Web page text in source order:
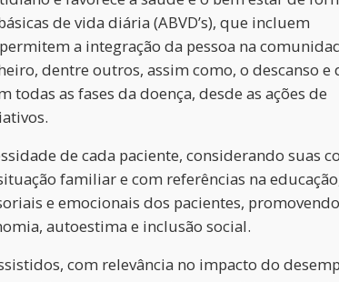
de vida diária (ABVD’s), que incluem
a integração da pessoa na
dentre outros, assim como, o descanso e
as fases da doença, desde as ações de
de cada paciente, considerando suas
familiar e com referências na
e emocionais dos pacientes,
autoestima e inclusão social.
com relevância no impacto do